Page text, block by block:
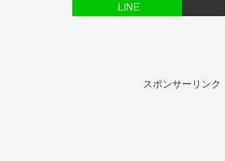
LINE
スポンサーリンク